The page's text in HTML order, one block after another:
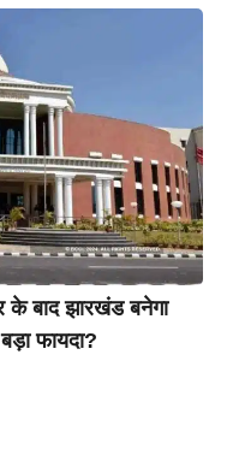
के बाद झारखंड बनेगा
बड़ा फायदा?